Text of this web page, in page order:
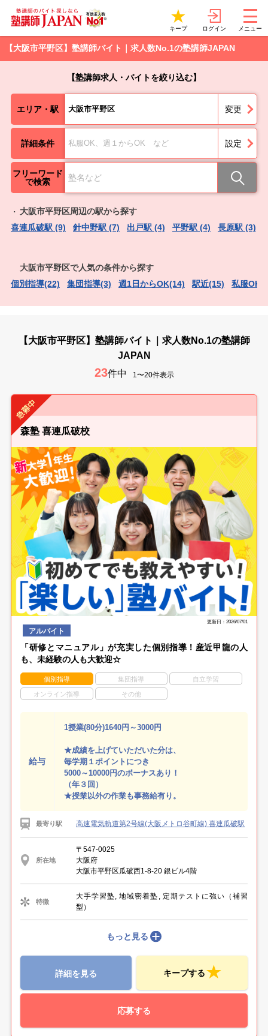
キープ ログイン メニュー
【大阪市平野区】塾講師バイト｜求人数No.1の塾講師JAPAN
【塾講師求人・バイトを絞り込む】
エリア・駅 大阪市平野区 変更
詳細条件 私服OK、週１からOK など 設定
フリーワード
で検索
大阪市平野区周辺の駅から探す
喜連瓜破駅 (9)
針中野駅 (7) 出戸駅 (4) 平野駅 (4) 長原駅 (3)
大阪市平野区で人気の条件から探す
個別指導(22)
集団指導(3) 週1日からOK(14) 駅近(15) 私服OK
【大阪市平野区】塾講師バイト｜求人数No.1の塾講師
JAPAN
23件中 1〜20件表示
森塾 喜連瓜破校
更新日：2026/07/01
アルバイト
「研修とマニュアル」が充実した個別指導！産近甲龍の人
も、未経験の人も大歓迎☆
個別指導 集団指導 自立学習
オンライン指導 その他
給与
1授業(80分)1640円～3000円
★成績を上げていただいた分は、
毎学期１ポイントにつき
5000～10000円のボーナスあり！
（年３回）
★授業以外の作業も事務給有り。
最寄り駅 高速電気軌道第2号線(大阪メトロ谷町線) 喜連瓜破駅
所在地
〒547-0025
大阪府
大阪市平野区瓜破西1-8-20 銀ビル4階
特徴
大手学習塾, 地域密着塾, 定期テストに強い（補習
型）
もっと見る
詳細を見る キープする
応募する